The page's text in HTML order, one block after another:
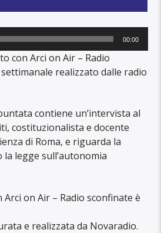
00:00
con Arci on Air – Radio
realizzato dalle radio
contiene un’intervista al
costituzionalista e docente
di Roma, e riguarda la
legge sull’autonomia
Arci on Air – Radio sconfinate è
e realizzata da Novaradio.